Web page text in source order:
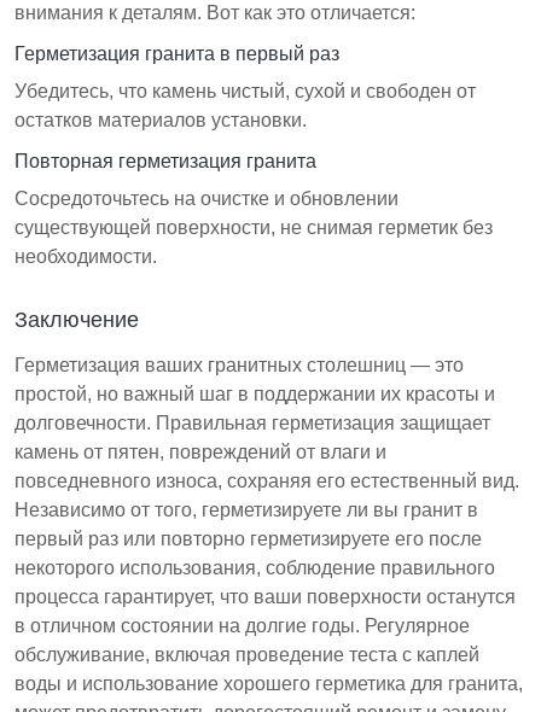
внимания к деталям. Вот как это отличается:
Герметизация гранита в первый раз
Убедитесь, что камень чистый, сухой и свободен от
остатков материалов установки.
Повторная герметизация гранита
Сосредоточьтесь на очистке и обновлении
существующей поверхности, не снимая герметик без
необходимости.
Заключение
Герметизация ваших гранитных столешниц — это
простой, но важный шаг в поддержании их красоты и
долговечности. Правильная герметизация защищает
камень от пятен, повреждений от влаги и
повседневного износа, сохраняя его естественный вид.
Независимо от того, герметизируете ли вы гранит в
первый раз или повторно герметизируете его после
некоторого использования, соблюдение правильного
процесса гарантирует, что ваши поверхности останутся
в отличном состоянии на долгие годы. Регулярное
обслуживание, включая проведение теста с каплей
воды и использование хорошего герметика для гранита,